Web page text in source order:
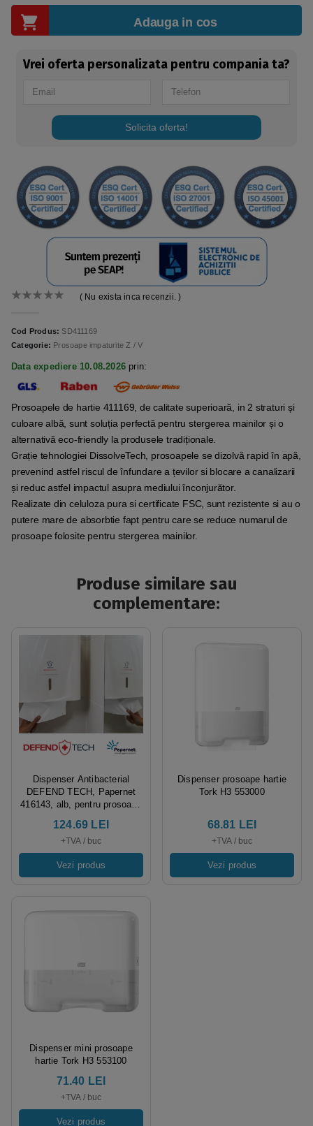
( Nu exista inca recenzii. )
Cod Produs: SD411169
Categorie: Prosoape impaturite Z / V
Data expediere 10.08.2026 prin:
Prosoapele de hartie 411169, de calitate superioară, in 2 straturi și
culoare albă, sunt soluția perfectă pentru stergerea mainilor și o
alternativă eco-friendly la produsele tradiționale.
Grație tehnologiei DissolveTech, prosoapele se dizolvă rapid în apă,
prevenind astfel riscul de înfundare a țevilor si blocare a canalizarii
și reduc astfel impactul asupra mediului înconjurător.
Realizate din celuloza pura si certificate FSC, sunt rezistente si au o
putere mare de absorbtie fapt pentru care se reduce numarul de
prosoape folosite pentru stergerea mainilor.
Adauga in cos
Vrei oferta personalizata pentru compania ta?
Solicita oferta!
Produse similare sau
complementare:
Dispenser Antibacterial
DEFEND TECH, Papernet
416143, alb, pentru prosoape
dimensiuni 33.6 x 14.5 x 30
cm
124.69 LEI
+TVA / buc
Vezi produs
Dispenser prosoape hartie
Tork H3 553000
68.81 LEI
+TVA / buc
Vezi produs
Dispenser mini prosoape
hartie Tork H3 553100
71.40 LEI
+TVA / buc
Vezi produs